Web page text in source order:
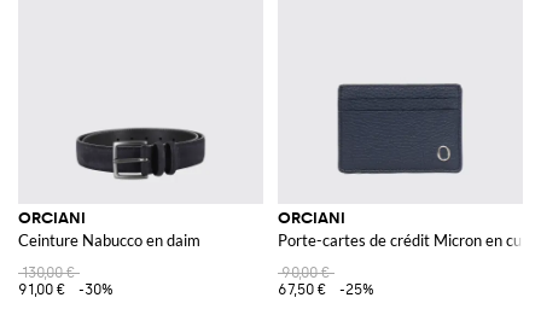
ORCIANI
Ceinture Nabucco en daim
130,00 €
91,00 €
-30%
ORCIANI
Porte-cartes de crédit Micron en cuir
90,00 €
67,50 €
-25%